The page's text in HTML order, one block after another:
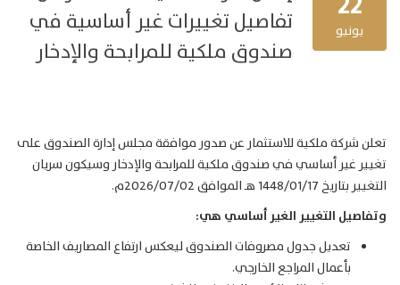
يونيو
تفاصيل تغييرات غير أساسية في
صندوق ملكية للمرابحة والإدخار
تعلن شركة ملكية للاستثمار عن صدور موافقة مجلس إدارة الصندوق على
تغيير غير أساسي في صندوق ملكية للمرابحة والإدخار وسيكون سريان
التغيير بتاريخ 1448/01/17 هـ الموافق 2026/07/02م.
وتفاصيل التغيير الغير أساسي هي:
تعديل جدول مصروفات الصندوق ليعكس ارتفاع المصاريف الخاصة
بأعمال المراجع الخارجي.